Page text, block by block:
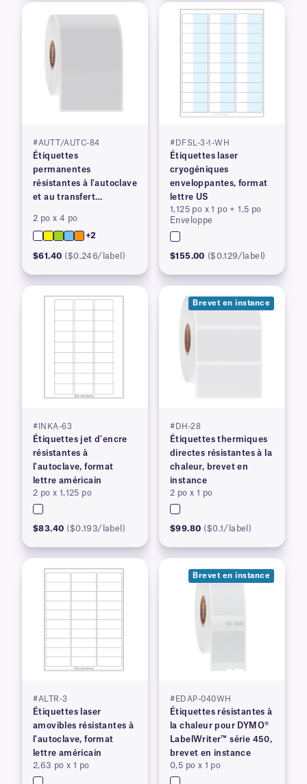
#AUTT/AUTC-84
Étiquettes
permanentes
résistantes à l'autoclave
et au transfert
2 po x 4 po
+2
$61.40 ($0.246/label)
#DFSL-3-1-WH
Étiquettes laser
cryogéniques
enveloppantes, format
lettre US
1,125 po x 1 po + 1,5 po
Enveloppe
$155.00 ($0.129/label)
#INKA-63
Étiquettes jet d'encre
résistantes à
l'autoclave, format
lettre américain
2 po x 1,125 po
$83.40 ($0.193/label)
Brevet en instance
#DH-28
Étiquettes thermiques
directes résistantes à la
chaleur, brevet en
instance
2 po x 1 po
$99.80 ($0.1/label)
#ALTR-3
Étiquettes laser
amovibles résistantes à
l'autoclave, format
lettre américain
2,63 po x 1 po
Brevet en instance
#EDAP-040WH
Étiquettes résistantes à
la chaleur pour DYMO®
LabelWriter™ série 450,
brevet en instance
0,5 po x 1 po